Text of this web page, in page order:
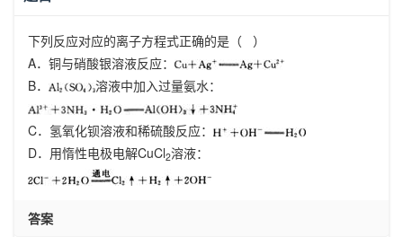
下列反应对应的离子方程式正确的是（
）
A．铜与硝酸银溶液反应：
B． 溶液中加入过量氨水：
C．氢氧化钡溶液和稀硫酸反应：
D．用惰性电极电解CuCl2溶液：
答案